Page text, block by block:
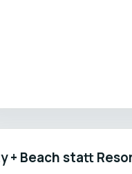
+ Beach statt